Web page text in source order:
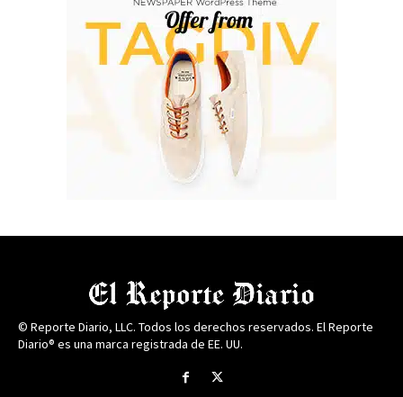
© Reporte Diario, LLC. Todos los derechos reservados. El Reporte
Diario® es una marca registrada de EE. UU.